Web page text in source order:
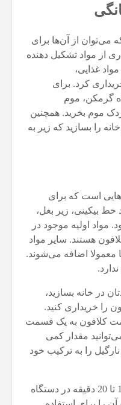
می‌توان از آن‌ها برای
از مواد تشکیل دهنده
غذایی،
کرد. برای
گرمکن، موم
موم بخرید. همچنین
را بسازید که زیر به
است که برای
بیکینی، زیر بغل،
مواد اولیه موجود در
هستند. سایر مواد
معمولا اضافه می‌شوند.
در خانه بسازید،
را خریداری کنید.
کلافون به یک قسمت
مقدار کمی
را به ترکیب خود
موم سخت را می‌توان به مدت 15 تا 20 دقیقه در دستگاه